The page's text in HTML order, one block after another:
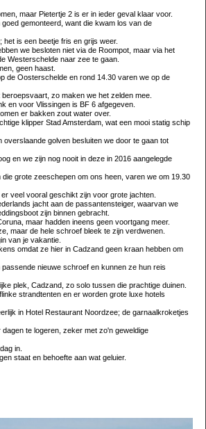
maar Pietertje 2 is er in ieder geval klaar voor.
gemonteerd, want die kwam los van de
is een beetje fris en grijs weer.
we besloten niet via de Roompot, maar via het
Westerschelde naar zee te gaan.
geen haast.
de Oosterschelde en rond 14.30 varen we op de
zo maken we het zelden mee.
en voor Vlissingen is BF 6 afgegeven.
er bakken zout water over.
klipper Stad Amsterdam, wat een mooi statig schip
overslaande golven besluiten we door te gaan tot
en we zijn nog nooit in deze in 2016 aangelegde
grote zeeschepen om ons heen, varen we om 19.30
veel vooral geschikt zijn voor grote jachten.
jacht aan de passantensteiger, waarvan we
zijn binnen gebracht.
maar hadden ineens geen voortgang meer.
maar de hele schroef bleek te zijn verdwenen.
van je vakantie.
omdat ze hier in Cadzand geen kraan hebben om
passende nieuwe schroef en kunnen ze hun reis
plek, Cadzand, zo solo tussen die prachtige duinen.
strandtenten en er worden grote luxe hotels
in Hotel Restaurant Noordzee; de garnaalkroketjes
te logeren, zeker met zo'n geweldige
in.
staat en behoefte aan wat geluier.